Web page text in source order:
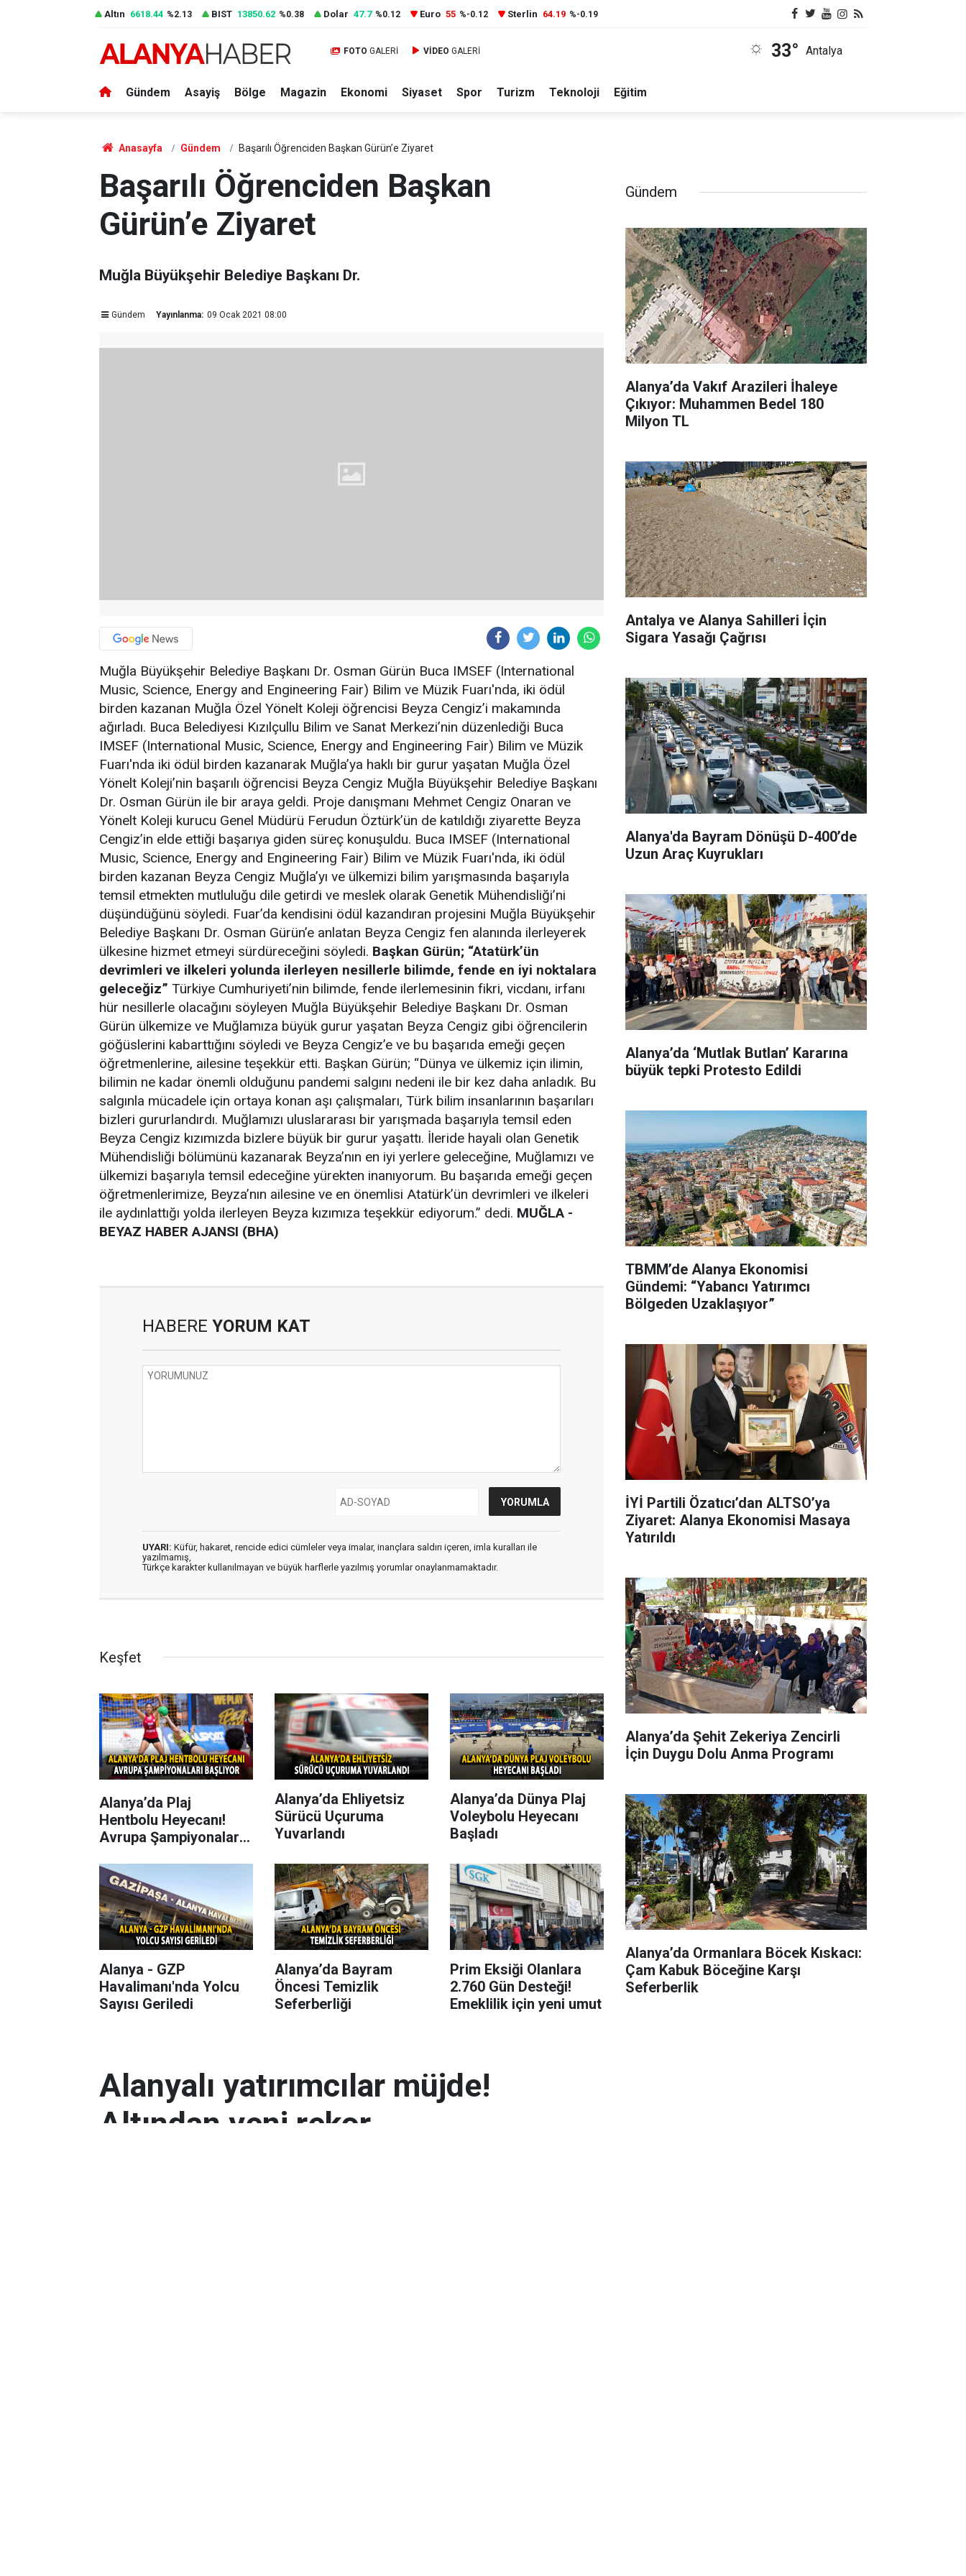
Altın 6618.44 %2.13 BIST 13850.62 %0.38 Dolar 47.7 %0.12 Euro 55 %-0.12 Sterlin 64.19 %-0.19
FOTO GALERİ VİDEO GALERİ 33° Antalya
Gündem Asayiş Bölge Magazin Ekonomi Siyaset Spor Turizm Teknoloji Eğitim
Anasayfa Gündem Başarılı Öğrenciden Başkan Gürün’e Ziyaret
Başarılı Öğrenciden Başkan
Gürün’e Ziyaret
Muğla Büyükşehir Belediye Başkanı Dr.
Gündem Yayınlanma: 09 Ocak 2021 08:00
Muğla Büyükşehir Belediye Başkanı Dr. Osman Gürün Buca IMSEF (International
Music, Science, Energy and Engineering Fair) Bilim ve Müzik Fuarı'nda, iki ödül
birden kazanan Muğla Özel Yönelt Koleji öğrencisi Beyza Cengiz’i makamında
ağırladı. Buca Belediyesi Kızılçullu Bilim ve Sanat Merkezi’nin düzenlediği Buca
IMSEF (International Music, Science, Energy and Engineering Fair) Bilim ve Müzik
Fuarı'nda iki ödül birden kazanarak Muğla’ya haklı bir gurur yaşatan Muğla Özel
Yönelt Koleji’nin başarılı öğrencisi Beyza Cengiz Muğla Büyükşehir Belediye Başkanı
Dr. Osman Gürün ile bir araya geldi. Proje danışmanı Mehmet Cengiz Onaran ve
Yönelt Koleji kurucu Genel Müdürü Ferudun Öztürk’ün de katıldığı ziyarette Beyza
Cengiz’in elde ettiği başarıya giden süreç konuşuldu. Buca IMSEF (International
Music, Science, Energy and Engineering Fair) Bilim ve Müzik Fuarı'nda, iki ödül
birden kazanan Beyza Cengiz Muğla’yı ve ülkemizi bilim yarışmasında başarıyla
temsil etmekten mutluluğu dile getirdi ve meslek olarak Genetik Mühendisliği’ni
düşündüğünü söyledi. Fuar’da kendisini ödül kazandıran projesini Muğla Büyükşehir
Belediye Başkanı Dr. Osman Gürün’e anlatan Beyza Cengiz fen alanında ilerleyerek
ülkesine hizmet etmeyi sürdüreceğini söyledi. Başkan Gürün; “Atatürk’ün
devrimleri ve ilkeleri yolunda ilerleyen nesillerle bilimde, fende en iyi noktalara
geleceğiz” Türkiye Cumhuriyeti’nin bilimde, fende ilerlemesinin fikri, vicdanı, irfanı
hür nesillerle olacağını söyleyen Muğla Büyükşehir Belediye Başkanı Dr. Osman
Gürün ülkemize ve Muğlamıza büyük gurur yaşatan Beyza Cengiz gibi öğrencilerin
göğüslerini kabarttığını söyledi ve Beyza Cengiz’e ve bu başarıda emeği geçen
öğretmenlerine, ailesine teşekkür etti. Başkan Gürün; “Dünya ve ülkemiz için ilimin,
bilimin ne kadar önemli olduğunu pandemi salgını nedeni ile bir kez daha anladık. Bu
salgınla mücadele için ortaya konan aşı çalışmaları, Türk bilim insanlarının başarıları
bizleri gururlandırdı. Muğlamızı uluslararası bir yarışmada başarıyla temsil eden
Beyza Cengiz kızımızda bizlere büyük bir gurur yaşattı. İleride hayali olan Genetik
Mühendisliği bölümünü kazanarak Beyza’nın en iyi yerlere geleceğine, Muğlamızı ve
ülkemizi başarıyla temsil edeceğine yürekten inanıyorum. Bu başarıda emeği geçen
öğretmenlerimize, Beyza’nın ailesine ve en önemlisi Atatürk’ün devrimleri ve ilkeleri
ile aydınlattığı yolda ilerleyen Beyza kızımıza teşekkür ediyorum.” dedi. MUĞLA -
BEYAZ HABER AJANSI (BHA)
HABERE YORUM KAT
UYARI: Küfür, hakaret, rencide edici cümleler veya imalar, inançlara saldırı içeren, imla kuralları ile
yazılmamış,
Türkçe karakter kullanılmayan ve büyük harflerle yazılmış yorumlar onaylanmamaktadır.
Keşfet
Alanya’da Plaj
Hentbolu Heyecanı!
Avrupa Şampiyonaları
Alanya’da Ehliyetsiz
Sürücü Uçuruma
Yuvarlandı
Alanya’da Dünya Plaj
Voleybolu Heyecanı
Başladı
Alanya - GZP
Havalimanı'nda Yolcu
Sayısı Geriledi
Alanya’da Bayram
Öncesi Temizlik
Seferberliği
Prim Eksiği Olanlara
2.760 Gün Desteği!
Emeklilik için yeni umut
Alanyalı yatırımcılar müjde!
Altından yeni rekor
Gündem
Alanya’da Vakıf Arazileri İhaleye
Çıkıyor: Muhammen Bedel 180
Milyon TL
Antalya ve Alanya Sahilleri İçin
Sigara Yasağı Çağrısı
Alanya'da Bayram Dönüşü D-400’de
Uzun Araç Kuyrukları
Alanya’da ‘Mutlak Butlan’ Kararına
büyük tepki Protesto Edildi
TBMM’de Alanya Ekonomisi
Gündemi: “Yabancı Yatırımcı
Bölgeden Uzaklaşıyor”
İYİ Partili Özatıcı’dan ALTSO’ya
Ziyaret: Alanya Ekonomisi Masaya
Yatırıldı
Alanya’da Şehit Zekeriya Zencirli
İçin Duygu Dolu Anma Programı
Alanya’da Ormanlara Böcek Kıskacı:
Çam Kabuk Böceğine Karşı
Seferberlik